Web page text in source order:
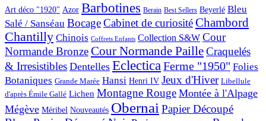
Art déco "1920" Azor Barbotines Berain Best Sellers Beyerlé Bleu
Salé / Sanséau BocageCabinet de curiositéChambord
Chantilly Chinois Coffrets Enfants Collection S&W Cour
Normande BronzeCour Normande PailleCraquelés
& Irresistibles Dentelles EclecticaFerme "1950" Folies
Botaniques Grande Marée Hansi Henri IV Jeux d'Hiver Libellule
d'après Émile Gallé Lichen Montagne Rouge Montée à l'Alpage
Mégève Méribel Nouveautés ObernaiPapier Découpé